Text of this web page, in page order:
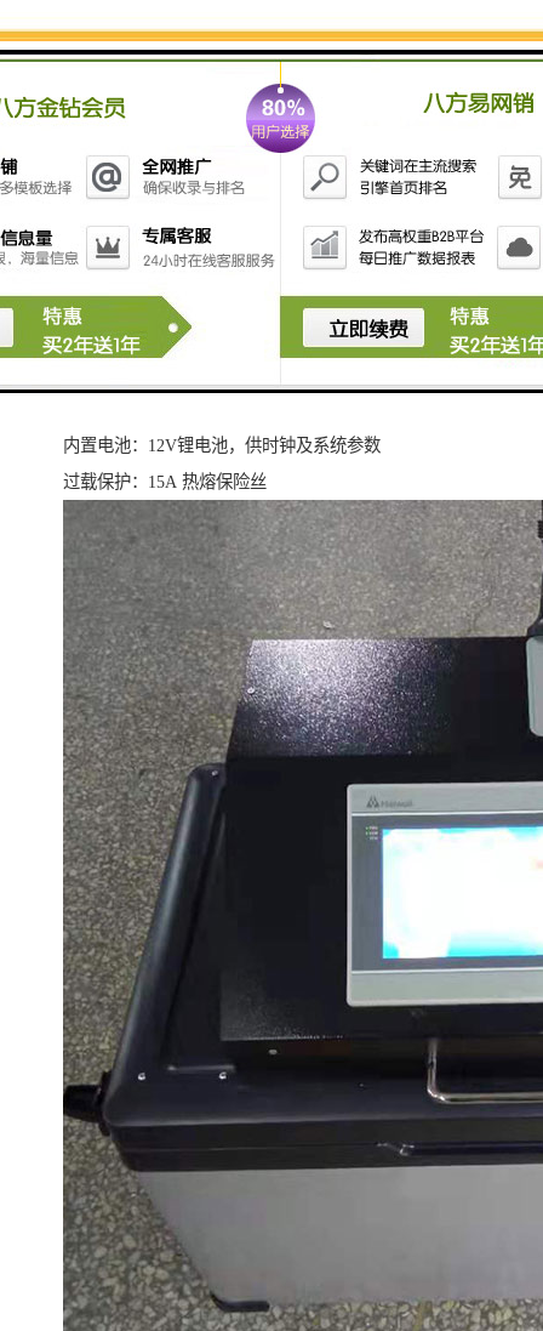
分瓶方式：单采、混采
等比例采样误差：±5%
液晶显示：128×64点阵、中文、带背光
报警方式：声音、指示灯
内部时钟：实时时钟、月累积，误差≤0.1%
输入信号：4～20mA RS232、485
样品重试：多3次
数据存储：32M数据存储空间
内置电池：12V锂电池，供时钟及系统参数
过载保护：15A 热熔保险丝